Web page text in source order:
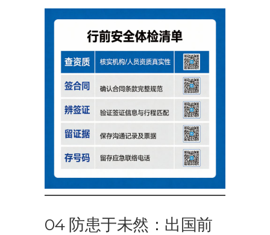
04 防患于未然：出国前